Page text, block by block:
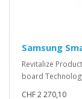
Samsung
Revitalize
board
CHF 2 270,10